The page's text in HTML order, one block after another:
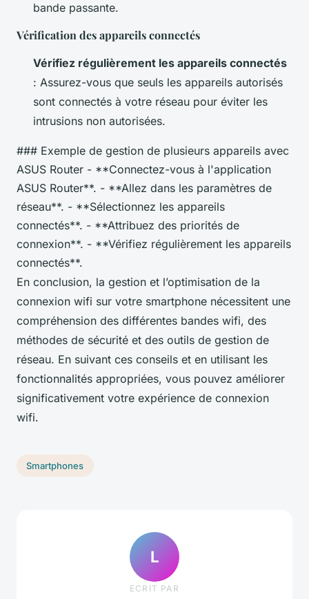
bande passante.
Vérification des appareils connectés
Vérifiez régulièrement les appareils connectés
: Assurez-vous que seuls les appareils autorisés
sont connectés à votre réseau pour éviter les
intrusions non autorisées.
### Exemple de gestion de plusieurs appareils avec
ASUS Router - **Connectez-vous à l'application
ASUS Router**. - **Allez dans les paramètres de
réseau**. - **Sélectionnez les appareils
connectés**. - **Attribuez des priorités de
connexion**. - **Vérifiez régulièrement les appareils
connectés**.
En conclusion, la gestion et l’optimisation de la
connexion wifi sur votre smartphone nécessitent une
compréhension des différentes bandes wifi, des
méthodes de sécurité et des outils de gestion de
réseau. En suivant ces conseils et en utilisant les
fonctionnalités appropriées, vous pouvez améliorer
significativement votre expérience de connexion
wifi.
Smartphones
L
ECRIT PAR